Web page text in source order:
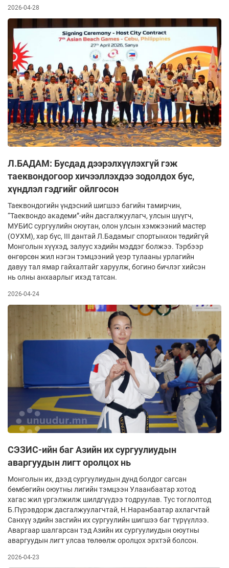
2026-04-28
Л.БАДАМ: Бусдад дээрэлхүүлэхгүй гэж
таеквондогоор хичээллэхдээ зодолдох бус,
хүндлэл гэдгийг ойлгосон
Таеквондогийн үндэсний шигшээ багийн тамирчин,
“Таеквондо академи”-ийн дасгалжуулагч, улсын шүүгч,
МУБИС сургуулийн оюутан, олон улсын хэмжээний мастер
(ОУХМ), хар бүс, III дантай Л.Бадамыг спортынхон төдийгүй
Монголын хүүхэд, залуус хэдийн мэддэг болжээ. Тэрбээр
өнгөрсөн жил нэгэн тэмцээний үеэр тулааны урлагийн
давуу тал ямар гайхалтайг харуулж, богино бичлэг хийсэн
нь олны анхаарлыг ихэд татсан.
2026-04-24
СЭЗИС-ийн баг Азийн их сургуулиудын
аваргуудын лигт оролцох нь
Монголын их, дээд сургуулиудын дунд болдог сагсан
бөмбөгийн оюутны лигийн тэмцээн Улаанбаатар хотод
хагас жил үргэлжил­ж шилдгүүдээ тодруулав. Тус тоглолтод
Б.Пүрэвдорж дасгалжуулагчтай, Н.Наранбаатар ахлагчтай
Санхүү эдийн засгийн их сургуулийн шигшээ баг түрүүллээ.
Аваргаар шалгарсан тэд Азийн их сургуулиудын оюутны
аваргуудын лигт улсаа төлөөлж оролцох эрхтэй болсон.
2026-04-23